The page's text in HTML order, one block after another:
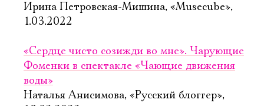
Ирина Петровская-Мишина, «Musecube»,
1.03.2022
«Сердце чисто созижди во мне». Чарующие
Фоменки в спектакле «Чающие движения
воды»
Наталья Анисимова, «Русский блоггер»,